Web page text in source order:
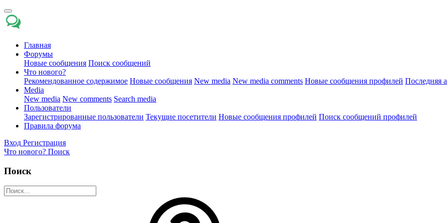
Главная
Форумы
Новые сообщения Поиск сообщений
Что нового?
Рекомендованное содержимое Новые сообщения New media New media comments Новые сообщения профилей Последняя
Media
New media New comments Search media
Пользователи
Зарегистрированные пользователи Текущие посетители Новые сообщения профилей Поиск сообщений профилей
Правила форума
Вход Регистрация
Что нового? Поиск
Поиск